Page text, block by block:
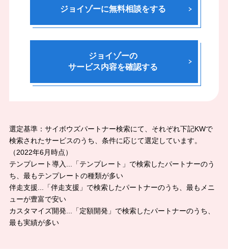
ジョイゾーに無料相談をする
ジョイゾーの
サービス内容を確認する
選定基準：サイボウズパートナー検索にて、それぞれ下記KWで
検索されたサービスのうち、条件に応じて選定しています。
（2022年6月時点）
テンプレート導入...「テンプレート」で検索したパートナーのう
ち、最もテンプレートの種類が多い
伴走支援...「伴走支援」で検索したパートナーのうち、最もメニ
ューが豊富で安い
カスタマイズ開発...「定額開発」で検索したパートナーのうち、
最も実績が多い